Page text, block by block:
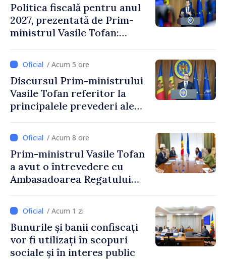
Politica fiscală pentru anul
2027, prezentată de Prim-
ministrul Vasile Tofan:
stimularea investițiilor și o
taxare mai echitabilă
/ Acum 5 ore
Discursul Prim-ministrului
Vasile Tofan referitor la
principalele prevederi ale
2027
/ Acum 8 ore
Prim-ministrul Vasile Tofan
a avut o întrevedere cu
Ambasadoarea Regatului
Irlandei de Nord, Fern
Horine / Acum 1 zi
Bunurile și banii confiscați
vor fi utilizați în scopuri
sociale și în interes public